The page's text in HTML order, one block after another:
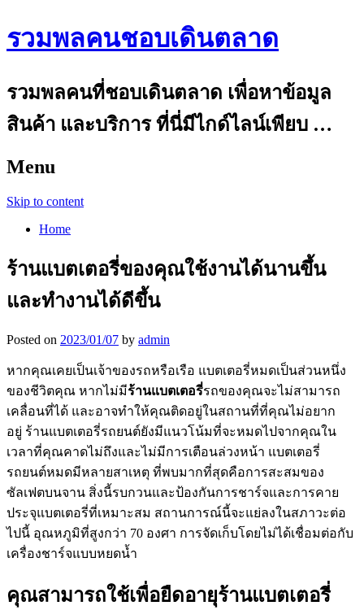
รวมพลคนชอบเดินตลาด
รวมพลคนที่ชอบเดินตลาด เพื่อหาข้อมูล
สินค้า และบริการ ที่นี่มีไกด์ไลน์เพียบ …
Menu
Skip to content
Home
ร้านแบตเตอรี่ของคุณใช้งานได้นานขึ้น
และทำงานได้ดีขึ้น
Posted on 2023/01/07 by admin
หากคุณเคยเป็นเจ้าของรถหรือเรือ แบตเตอรี่หมดเป็นส่วนหนึ่ง
ของชีวิตคุณ หากไม่มีร้านแบตเตอรี่รถของคุณจะไม่สามารถ
เคลื่อนที่ได้ และอาจทำให้คุณติดอยู่ในสถานที่ที่คุณไม่อยาก
อยู่ ร้านแบตเตอรี่รถยนต์ยังมีแนวโน้มที่จะหมดไปจากคุณใน
เวลาที่คุณคาดไม่ถึงและไม่มีการเตือนล่วงหน้า แบตเตอรี่
รถยนต์หมดมีหลายสาเหตุ ที่พบมากที่สุดคือการสะสมของ
ซัลเฟตบนจาน สิ่งนี้รบกวนและป้องกันการชาร์จและการคาย
ประจุแบตเตอรี่ที่เหมาะสม สถานการณ์นี้จะแย่ลงในสภาวะต่อ
ไปนี้ อุณหภูมิที่สูงกว่า 70 องศา การจัดเก็บโดยไม่ได้เชื่อมต่อกับ
เครื่องชาร์จแบบหยดน้ำ
คุณสามารถใช้เพื่อยืดอายุร้านแบตเตอรี่